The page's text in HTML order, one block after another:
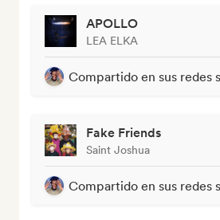
APOLLO
LEA ELKA
Compartido en sus redes
Fake Friends
Saint Joshua
Compartido en sus redes